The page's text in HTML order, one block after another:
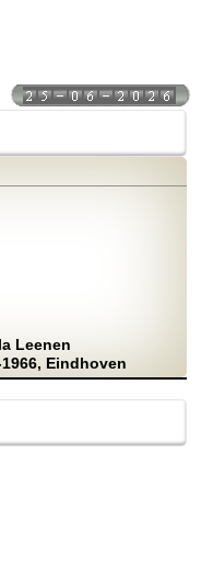
Leenen
Eindhoven